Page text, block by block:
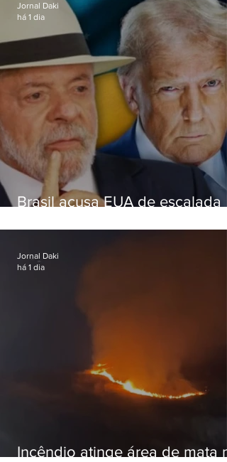
Brasil acusa EUA de escalada
embaixadora
Jornal Daki
há 1 dia
Incêndio atinge área de mata
Jornal Daki
há 1 dia